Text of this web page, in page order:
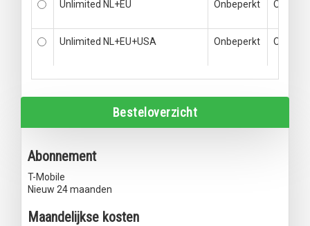
Unlimited NL+EU Onbeperkt
Unlimited NL+EU+USA Onbeperkt
Besteloverzicht
Abonnement
T-Mobile
Nieuw 24 maanden
Maandelijkse kosten